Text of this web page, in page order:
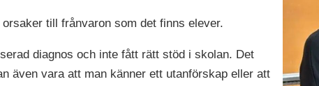
till frånvaron som det finns elever.
diagnos och inte fått rätt stöd i skolan. Det
även vara att man känner ett utanförskap eller att